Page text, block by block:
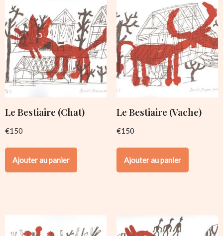
Le Bestiaire (Chat)
€150
Ajouter au panier
Le Bestiaire (Vache)
€150
Ajouter au panier